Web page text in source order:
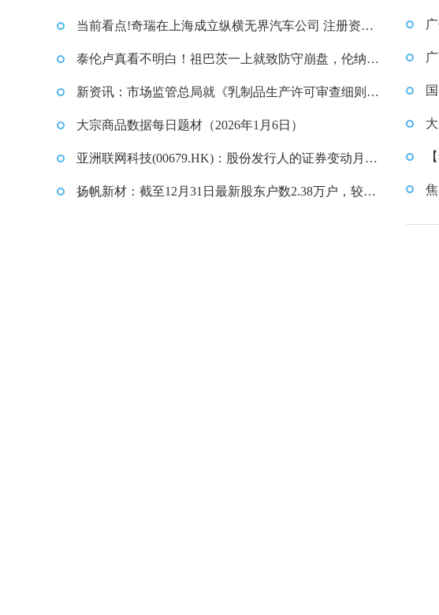
当前看点!奇瑞在上海成立纵横无界汽车公司 注册资本5
亿
泰伦卢真看不明白！祖巴茨一上就致防守崩盘，伦纳德
成最大受害者
新资讯：市场监管总局就《乳制品生产许可审查细则
（征求意见稿）》公开征求意见
大宗商品数据每日题材（2026年1月6日）​
亚洲联网科技(00679.HK)：股份发行人的证券变动月报
表内容摘要 新资讯
扬帆新材：截至12月31日最新股东户数2.38万户，较上
条